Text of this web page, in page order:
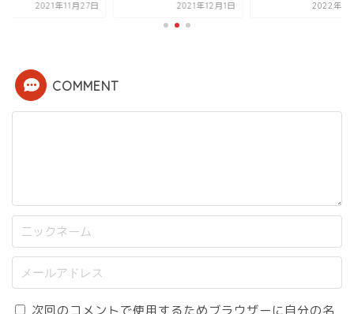
2021年11月27日 2021年12月1日 2022年1
COMMENT
次回のコメントで使用するためブラウザーに自分の名